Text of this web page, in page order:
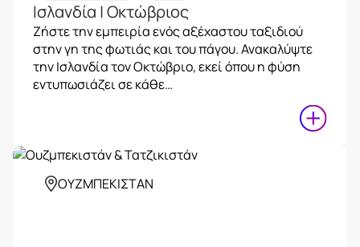
Ισλανδία | Οκτώβριος
Ζήστε την εμπειρία ενός αξέχαστου ταξιδιού
στην γη της φωτιάς και του πάγου. Ανακαλύψτε
την Ισλανδία τον Οκτώβριο, εκεί όπου η φύση
εντυπωσιάζει σε κάθε…
ΟΥΖΜΠΕΚΙΣΤΑΝ